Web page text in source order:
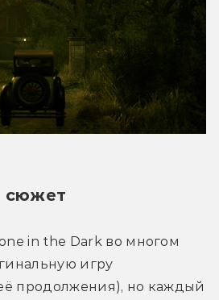
сюжет
in the Dark во многом
игру
продолжения), но каждый